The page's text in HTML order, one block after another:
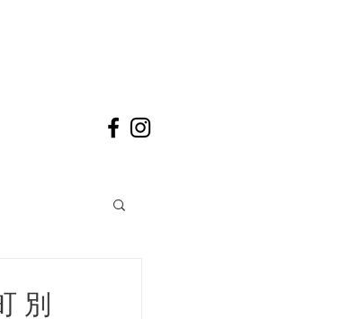
別